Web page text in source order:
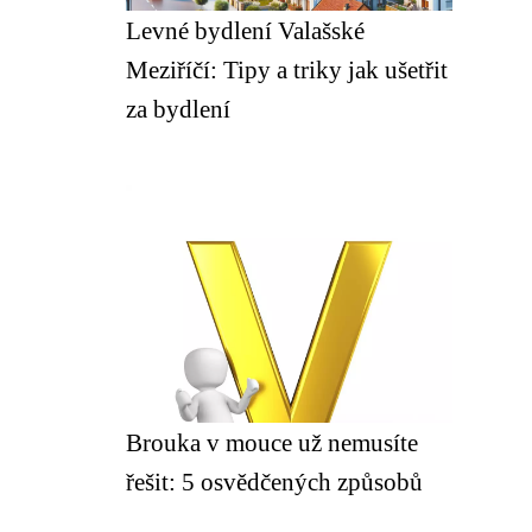
Levné bydlení Valašské
Meziříčí: Tipy a triky jak ušetřit
za bydlení
Brouka v mouce už nemusíte
řešit: 5 osvědčených způsobů